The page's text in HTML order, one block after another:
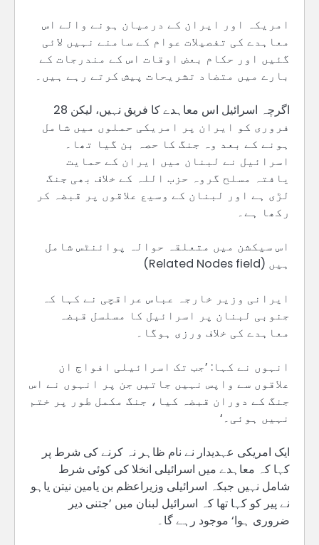
امریکہ اور ایران کے درمیان ہونے والے اس
معاہدے کی تفصیلات عوام کے سامنے نہیں لائی
گئیں اور حکام بعض اوقات اس کے مندرجات کے
بارے میں متضاد تشریحات پیش کرتے رہے ہیں۔
اگرچہ اسرائیل اس معاہدے کا فریق نہیں، لیکن 28
فروری کو ایران پر امریکی حملوں میں شامل
ہونے کے بعد وہ جنگ کا حصہ بن گیا تھا۔
اسرائیل نے لبنان میں ایران کے حمایت
یافتہ مسلح گروہ حزب اللہ کے خلاف بھی جنگ
لڑی ہے اور لبنان کے وسیع علاقوں پر قبضہ کر
رکھا ہے۔
اس سیکشن میں متعلقہ حوالہ پوائنٹس شامل
ہیں (Related Nodes field)
ایرانی وزیر خارجہ عباس عراقچی نے کہا کہ
جنوبی لبنان پر اسرائیل کا مسلسل قبضہ
معاہدے کی خلاف ورزی ہوگا۔
انہوں نے کہا: ’جب تک اسرائیلی افواج ان
علاقوں سے واپس نہیں جاتیں جن پر انہوں نے اس
جنگ کے دوران قبضہ کیا، جنگ مکمل طور پر ختم
نہیں ہوئی۔‘
ایک امریکی عہدیدار نے نام ظاہر نہ کرنے کی شرط پر
کہا کہ معاہدے میں اسرائیلی انخلا کی کوئی شرط
شامل نہیں جبکہ اسرائیلی وزیراعظم بن یامین نیتن یاہو
نے پیر کو کہا تھا کہ اسرائیل لبنان میں ’جتنی دیر
ضروری ہوا‘ موجود رہے گا۔